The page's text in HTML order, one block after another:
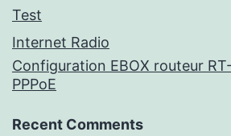
Test
Internet Radio
Configuration EBOX routeur
PPPoE
Recent Comments